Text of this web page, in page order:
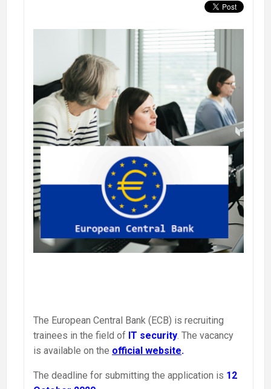
The European Central Bank (ECB) is recruiting
trainees in the field of IT security. The vacancy
is available on the official website.
The deadline for submitting the application is 12